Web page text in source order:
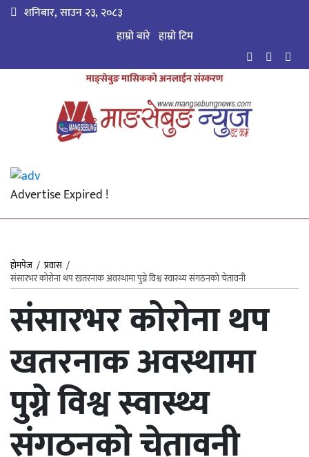
शनिबार, साउन २३, २०८३
हाम्रो बारे हाम्राे टिम
माङ्सेबुङ मासिकको अनलाईन संस्करण
Advertise Expired !
होमपेज /प्रवास /
संसारभर कोरोना थप खतरनाक अवस्थामा पुग्ने विश्व स्वास्थ्य संगठनको चेतावनी
संसारभर कोरोना थप
खतरनाक अवस्थामा
पुग्ने विश्व स्वास्थ्य